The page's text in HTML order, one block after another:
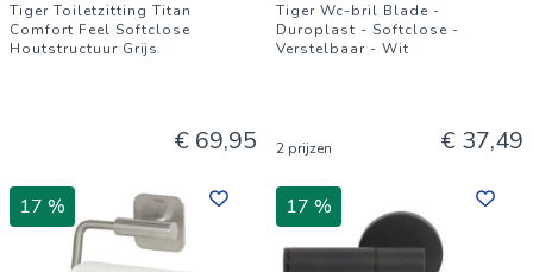
Tiger Toiletzitting Titan
Comfort Feel Softclose
Houtstructuur Grijs
€ 69,95
Tiger Wc-bril Blade -
Duroplast - Softclose -
Verstelbaar - Wit
2 prijzen € 37,49
17 % 17 %